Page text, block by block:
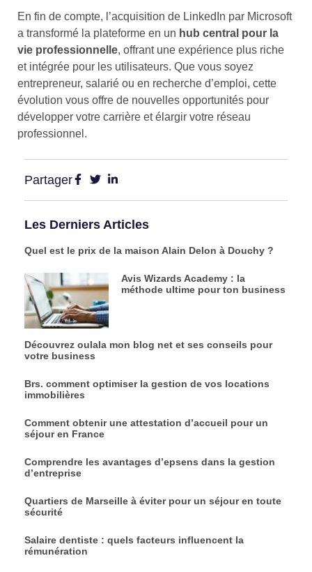
En fin de compte, l’acquisition de LinkedIn par Microsoft
a transformé la plateforme en un hub central pour la
vie professionnelle, offrant une expérience plus riche
et intégrée pour les utilisateurs. Que vous soyez
entrepreneur, salarié ou en recherche d’emploi, cette
évolution vous offre de nouvelles opportunités pour
développer votre carrière et élargir votre réseau
professionnel.
Partager
Les Derniers Articles
Quel est le prix de la maison Alain Delon à Douchy ?
Avis Wizards Academy : la
méthode ultime pour ton business
Découvrez oulala mon blog net et ses conseils pour
votre business
Brs. comment optimiser la gestion de vos locations
immobilières
Comment obtenir une attestation d’accueil pour un
séjour en France
Comprendre les avantages d’epsens dans la gestion
d’entreprise
Quartiers de Marseille à éviter pour un séjour en toute
sécurité
Salaire dentiste : quels facteurs influencent la
rémunération